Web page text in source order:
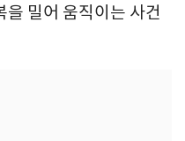
밀어 움직이는 사건